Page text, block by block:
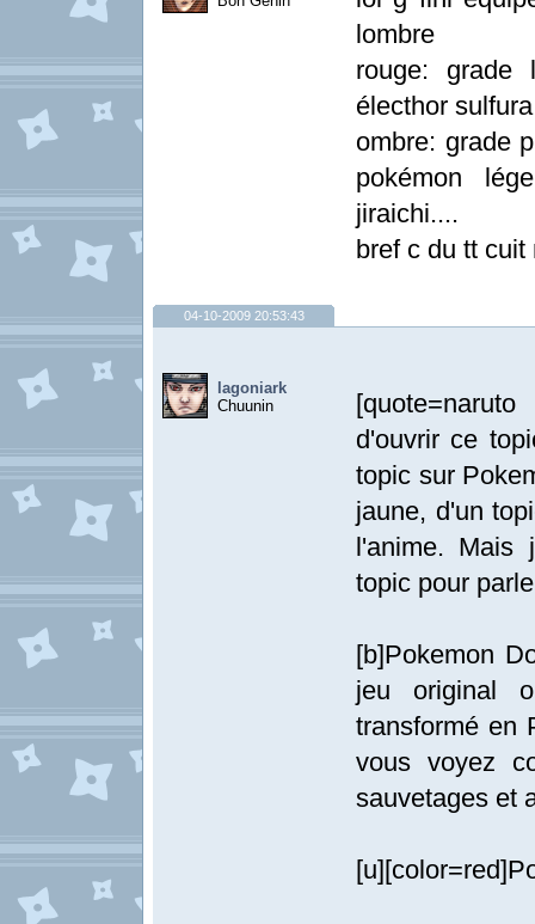
lombre
rouge: grade
électhor
ombre: grade
pokémon
jiraichi....
bref c du tt
04-10-2009 20:53:43
lagoniark
Chuunin
d'ouvrir ce
topic sur
jaune, d'un
l'anime. Mais
topic pour
[b]Pokemon
jeu original
transformé en
vous voyez
sauvetages et